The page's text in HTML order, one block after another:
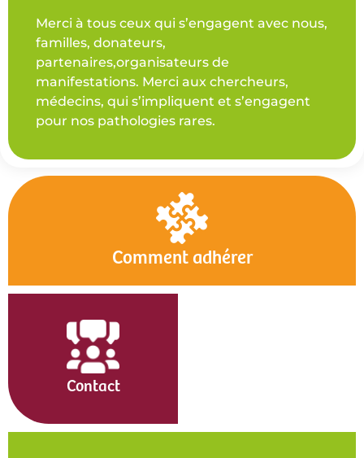
Merci à tous ceux qui s’engagent avec nous,
familles, donateurs,
partenaires,organisateurs de
manifestations. Merci aux chercheurs,
médecins, qui s’impliquent et s’engagent
pour nos pathologies rares.
Comment adhérer
Contact